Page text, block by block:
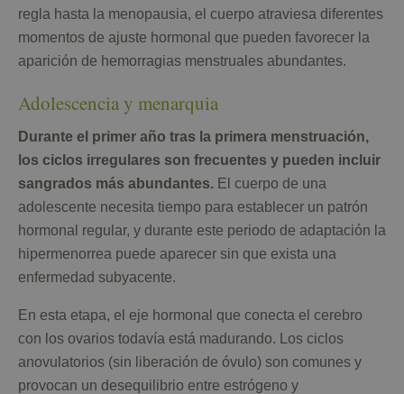
regla hasta la menopausia, el cuerpo atraviesa diferentes
momentos de ajuste hormonal que pueden favorecer la
aparición de hemorragias menstruales abundantes.
Adolescencia y menarquia
Durante el primer año tras la primera menstruación,
los ciclos irregulares son frecuentes y pueden incluir
sangrados más abundantes. El cuerpo de una
adolescente necesita tiempo para establecer un patrón
hormonal regular, y durante este periodo de adaptación la
hipermenorrea puede aparecer sin que exista una
enfermedad subyacente.
En esta etapa, el eje hormonal que conecta el cerebro
con los ovarios todavía está madurando. Los ciclos
anovulatorios (sin liberación de óvulo) son comunes y
provocan un desequilibrio entre estrógeno y